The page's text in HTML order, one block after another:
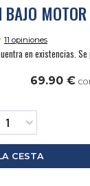
11 opiniones
en existencias. Se
69.90 €
CESTA